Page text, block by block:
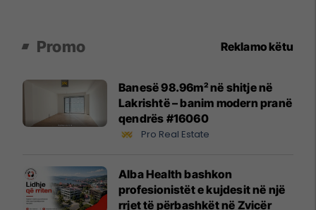
Promo Reklamo këtu
Banesë 98.96m² në shitje në
Lakrishtë – banim modern pranë
qendrës #16060
Pro Real Estate
Alba Health bashkon
profesionistët e kujdesit në një
rrjet të përbashkët në Zvicër